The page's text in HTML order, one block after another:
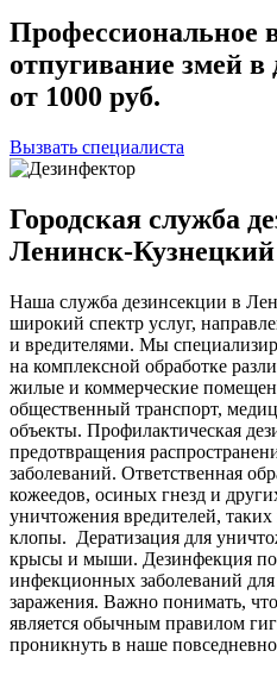
Профессиональное
отпугивание змей в
от 1000 руб.
Вызвать специалиста
Городская служба
Ленинск-Кузнецкий
Наша служба дезинсекции в
широкий спектр услуг,
и вредителями. Мы
на комплексной обработке
жилые и коммерческие
общественный транспорт,
объекты. Профилактическая
предотвращения
заболеваний. Ответственная
кожеедов, осиных гнезд и
уничтожения вредителей,
клопы. Дератизация для
крысы и мыши. Дезинфекция
инфекционных заболеваний
заражения. Важно понимать,
является обычным правилом
проникнуть в наше